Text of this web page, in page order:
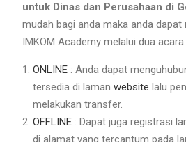
untuk Dinas dan Perusahaan di
mudah bagi anda maka anda dapat
IMKOM Academy melalui dua
ONLINE : Anda dapat
tersedia di laman website lalu
melakukan transfer.
OFFLINE: Dapat juga registrasi